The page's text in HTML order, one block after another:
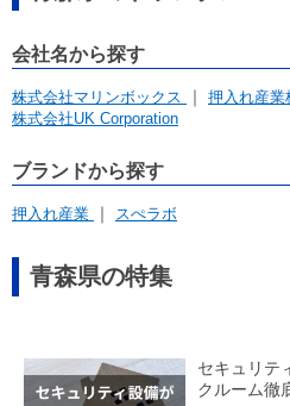
会社名から探す
株式会社マリンボックス
押入れ産業
株式会社UK Corporation
ブランドから探す
押入れ産業 スぺラボ
青森県の特集
セキュリテ
クルーム徹